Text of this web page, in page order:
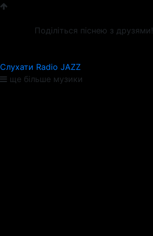
Поділіться піснею з друзями!
Слухати Radio JAZZ
ще більше музики